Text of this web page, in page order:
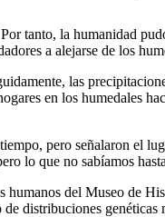
tanto, la humanidad
a alejarse de los
las
en los humedales
pero señalaron el
lo que no sabíamos
del Museo de
distribuciones